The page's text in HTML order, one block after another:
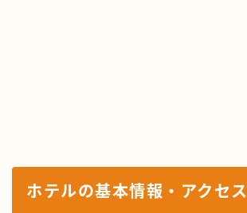
ホテルの基本情報・アクセス